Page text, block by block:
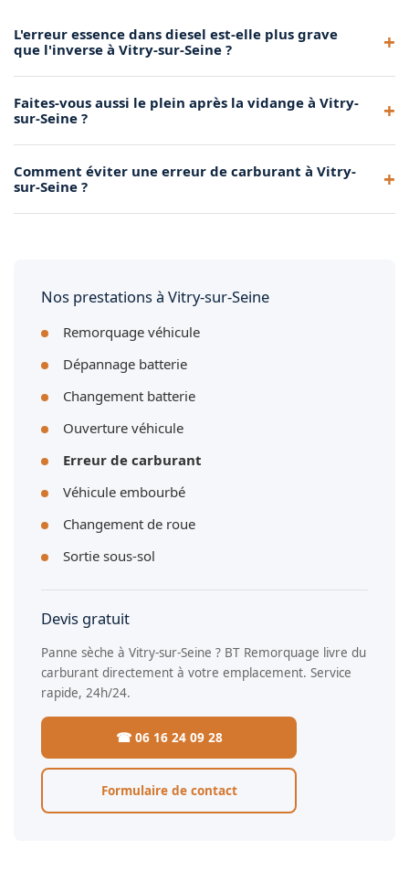
L'erreur essence dans diesel est-elle plus grave
que l'inverse à Vitry-sur-Seine ?
plus dommageable car elle altère le pouvoir lubrifiant du
Faites-vous aussi le plein après la vidange à Vitry-
sur-Seine ?
vous puissiez redémarrer et rejoindre la station-service la
Comment éviter une erreur de carburant à Vitry-
sur-Seine ?
Nos prestations à Vitry-sur-Seine
Remorquage véhicule
Dépannage batterie
Changement batterie
Ouverture véhicule
Erreur de carburant
Véhicule embourbé
Changement de roue
Sortie sous-sol
Devis gratuit
Panne sèche à Vitry-sur-Seine ? BT Remorquage livre du
carburant directement à votre emplacement. Service
rapide, 24h/24.
☎ 06 16 24 09 28
Formulaire de contact